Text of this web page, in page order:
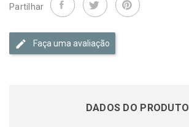
Partilhar
Faça uma avaliação
DADOS DO PRODUTO